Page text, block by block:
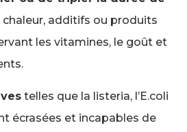
chaleur, additifs ou produits
les vitamines, le goût et
telles que la listeria, l’E.coli
écrasées et incapables de